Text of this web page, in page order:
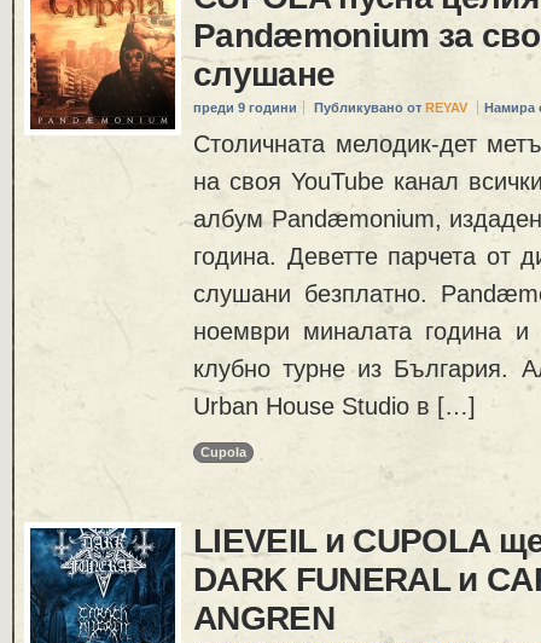
Pandæmonium за
слушане
преди 9 години Публикувано от REYAV Намира
Столичната мелодик-дет
на своя YouTube канал
албум Pandæmonium,
година. Деветте парчета от
слушани безплатно.
ноември миналата година
клубно турне из България.
Urban House Studio в […]
Cupola
LIEVEIL и CUPOLA
DARK FUNERAL и
ANGREN